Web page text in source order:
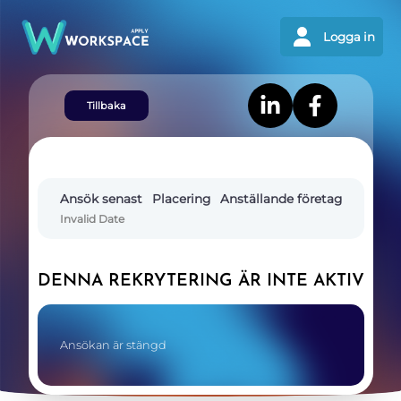
Logga in
Tillbaka
Ansök senast
Invalid Date
Placering Anställande företag
DENNA REKRYTERING ÄR INTE AKTIV
Ansökan är stängd